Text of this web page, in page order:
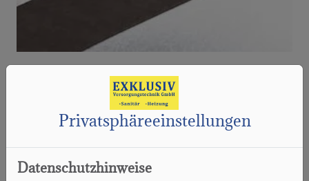
Privatsphäre­einstellungen
Datenschutzhinweise